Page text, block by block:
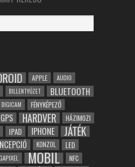
APPLE AUDIO
BILLENTYŰZET BLUETOOTH
DIGICAM FÉNYKÉPEZŐ
GPS HARDVER HÁZIMOZI
IPAD IPHONE JÁTÉK
KONZOL LED
MOBIL NFC